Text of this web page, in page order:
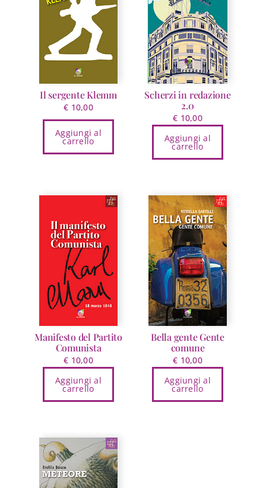
Il sergente Klemm
€ 10,00
Aggiungi al
carrello
Scherzi in redazione
2.0
€ 10,00
Aggiungi al
carrello
Manifesto del Partito
Comunista
€ 10,00
Aggiungi al
carrello
Bella gente Gente
comune
€ 10,00
Aggiungi al
carrello